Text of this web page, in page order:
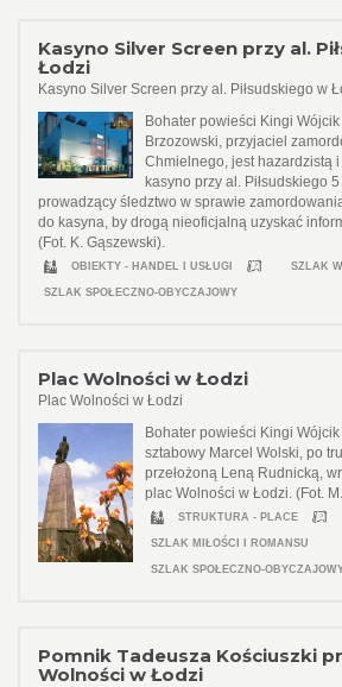
Kasyno Silver Screen przy al.
Łodzi
Kasyno Silver Screen przy al. Piłsudskiego w
Bohater powieści Kingi
Brzozowski, przyjaciel
Chmielnego, jest hazardzistą
kasyno przy al. Piłsudskiego
prowadzący śledztwo w sprawie
do kasyna, by drogą nieoficjalną uzyskać
(Fot. K. Gąszewski).
OBIEKTY - HANDEL I USŁUGI SZLAK
SZLAK SPOŁECZNO-OBYCZAJOWY
Plac Wolności w Łodzi
Plac Wolności w Łodzi
Bohater powieści Kingi
sztabowy Marcel Wolski, po
przełożoną Leną Rudnicką,
plac Wolności w Łodzi. (Fot.
STRUKTURA - PLACE
SZLAK MIŁOŚCI I ROMANSU
SZLAK SPOŁECZNO-
Pomnik Tadeusza Kościuszki
Wolności w Łodzi